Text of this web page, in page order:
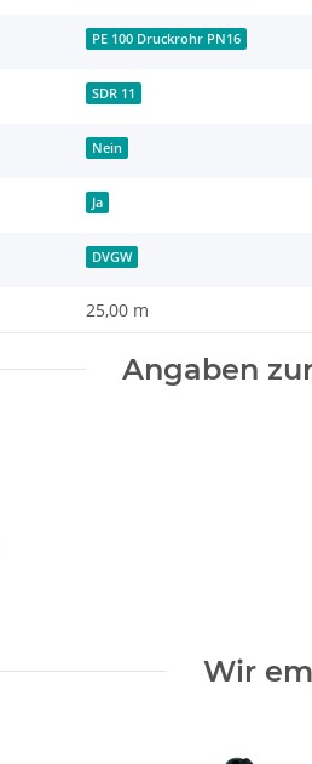
PE 100 Druckrohr PN16
SDR 11
Nein
Ja
DVGW
25,00 m
Angaben
Wir